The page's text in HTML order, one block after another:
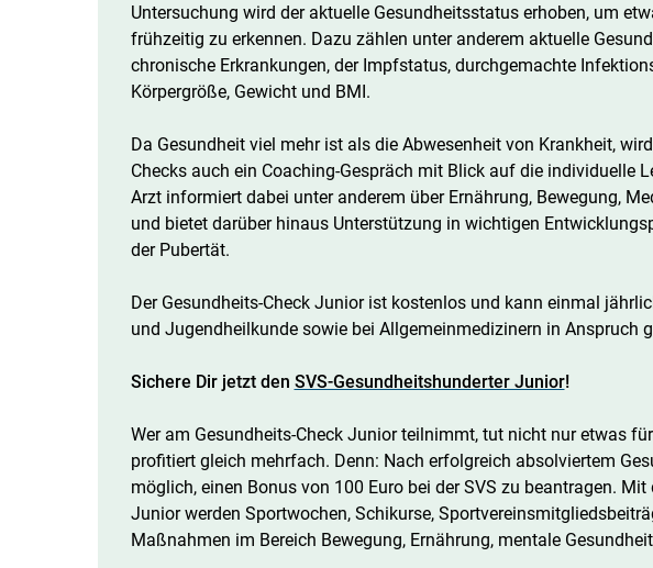
Untersuchung wird der aktuelle Gesundheitsstatus erhoben, um
frühzeitig zu erkennen. Dazu zählen unter anderem aktuelle
chronische Erkrankungen, der Impfstatus, durchgemachte
Körpergröße, Gewicht und BMI.
Da Gesundheit viel mehr ist als die Abwesenheit von Krankheit,
Checks auch ein Coaching-Gespräch mit Blick auf die individuelle
Arzt informiert dabei unter anderem über Ernährung, Bewegung,
und bietet darüber hinaus Unterstützung in wichtigen
der Pubertät.
Der Gesundheits-Check Junior ist kostenlos und kann einmal
und Jugendheilkunde sowie bei Allgemeinmedizinern in Anspruch
Sichere Dir jetzt den SVS-Gesundheitshunderter Junior!
Wer am Gesundheits-Check Junior teilnimmt, tut nicht nur etwas
profitiert gleich mehrfach. Denn: Nach erfolgreich absolviertem
möglich, einen Bonus von 100 Euro bei der SVS zu beantragen.
Junior werden Sportwochen, Schikurse,
Maßnahmen im Bereich Bewegung, Ernährung, mentale